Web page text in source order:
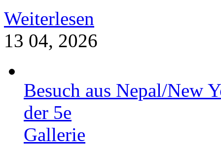
Weiterlesen
13 04, 2026
Besuch aus Nepal/New
der 5e
Gallerie